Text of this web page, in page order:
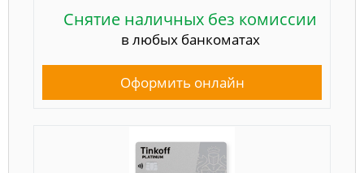
Снятие наличных без комиссии
в любых банкоматах
Оформить онлайн